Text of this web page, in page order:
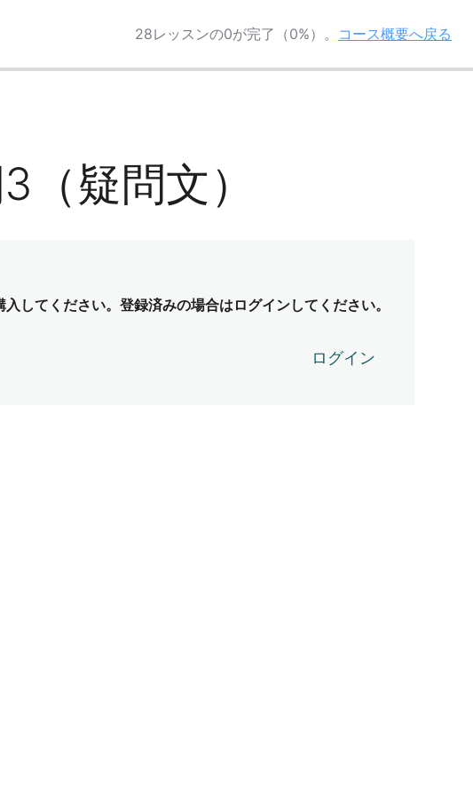
28レッスンの0が完了（0%）。 コース概要へ戻る
（疑問文）
してください。登録済みの場合はログインしてください。
ログイン